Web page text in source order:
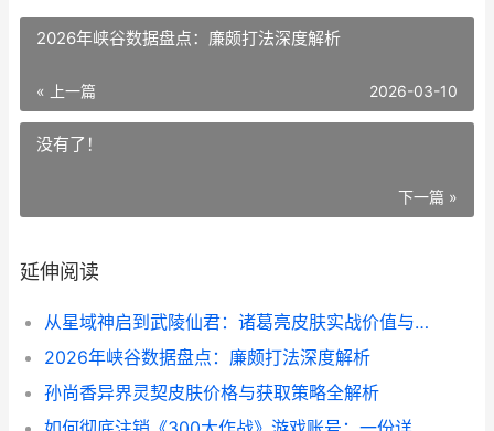
2026年峡谷数据盘点：廉颇打法深度解析
« 上一篇 2026-03-10
没有了！
下一篇 »
延伸阅读
从星域神启到武陵仙君：诸葛亮皮肤实战价值与美学解析
2026年峡谷数据盘点：廉颇打法深度解析
孙尚香异界灵契皮肤价格与获取策略全解析